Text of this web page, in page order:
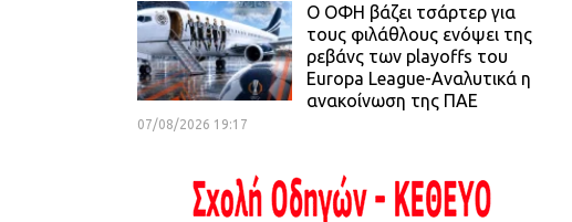
Ο ΟΦΗ βάζει τσάρτερ για
τους φιλάθλους ενόψει της
ρεβάνς των playoffs του
Europa League-Αναλυτικά η
ανακοίνωση της ΠΑΕ
07/08/2026 19:17